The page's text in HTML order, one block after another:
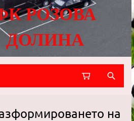
РОЗОВА
ДОЛИНА
на